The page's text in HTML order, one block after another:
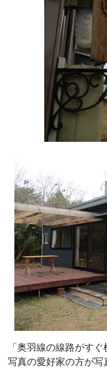
「奥羽線の線路がす
写真の愛好家の方が